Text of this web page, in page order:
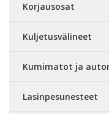
Korjausosat
Kuljetusvälineet
Kumimatot ja
Lasinpesunesteet